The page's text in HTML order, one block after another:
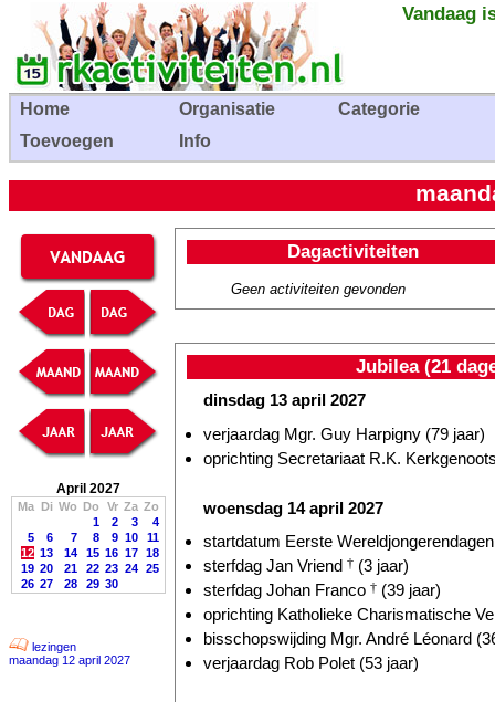
Vandaag
Home Organisatie
Categorie
Toevoegen
Info
April 2027
Ma Di Wo Do Vr Za Zo
1
2 3
4
5
6 7 8 9 10
11
12 13 14 15 16 17 18
19 20 21 22 23 24 25
26 27 28 29 30
lezingen
maandag 12 april 2027
Dagactiviteiten
Geen activiteiten gevonden
Jubilea (21
dinsdag 13 april 2027
verjaardag Mgr. Guy Harpigny (79 jaar)
oprichting Secretariaat R.K.
woensdag 14 april 2027
startdatum Eerste
sterfdag Jan Vriend † (3 jaar)
sterfdag Johan Franco † (39 jaar)
oprichting Katholieke Charismatische
bisschopswijding Mgr. André Léonard
verjaardag Rob Polet (53 jaar)